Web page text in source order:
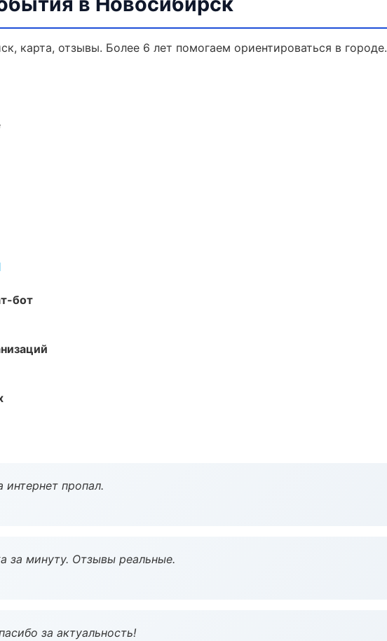
карта, отзывы. Более 6 лет помогаем ориентироваться в городе.
бот
интернет пропал.
за минуту. Отзывы реальные.
за актуальность!